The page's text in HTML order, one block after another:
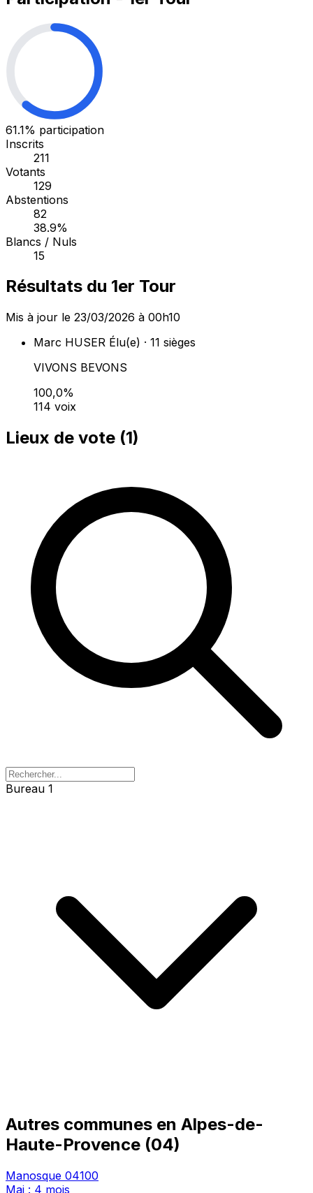
61.1% participation
Inscrits
211
Votants
129
Abstentions
82
38.9%
Blancs / Nuls
15
Résultats du 1er Tour
Mis à jour le 23/03/2026 à 00h10
Marc HUSER Élu(e) · 11 sièges
VIVONS BEVONS
100,0%
114 voix
Lieux de vote (1)
Bureau 1
Autres communes en Alpes-de-
Haute-Provence (04)
Manosque 04100
Maj : 4 mois